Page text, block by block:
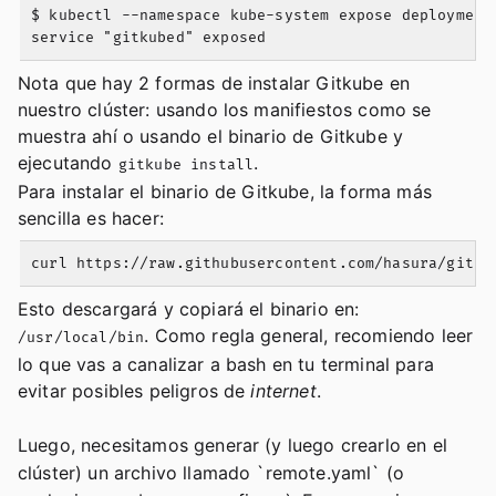
$ kubectl --namespace kube-system expose
Nota que hay 2 formas de instalar Gitkube en
nuestro clúster: usando los manifiestos como se
muestra ahí o usando el binario de Gitkube y
ejecutando gitkube install.
Para instalar el binario de Gitkube, la forma más
sencilla es hacer:
Esto descargará y copiará el binario en:
/usr/local/bin. Como regla general, recomiendo leer
lo que vas a canalizar a bash en tu terminal para
evitar posibles peligros deinternet.
Luego, necesitamos generar (y luego crearlo en el
clúster) un archivo llamado `remote.yaml` (o